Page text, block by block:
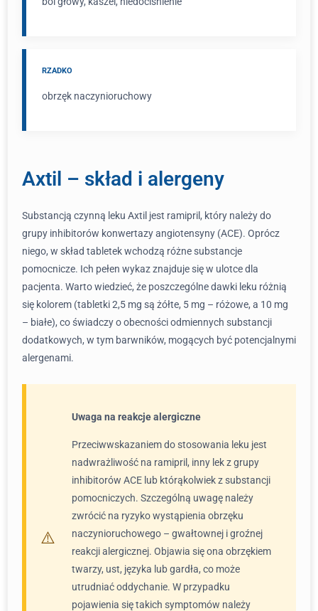
RZADKO
obrzęk naczynioruchowy
Axtil – skład i alergeny
Substancją czynną leku Axtil jest ramipril, który należy do
grupy inhibitorów konwertazy angiotensyny (ACE). Oprócz
niego, w skład tabletek wchodzą różne substancje
pomocnicze. Ich pełen wykaz znajduje się w ulotce dla
pacjenta. Warto wiedzieć, że poszczególne dawki leku różnią
się kolorem (tabletki 2,5 mg są żółte, 5 mg – różowe, a 10 mg
– białe), co świadczy o obecności odmiennych substancji
dodatkowych, w tym barwników, mogących być potencjalnymi
alergenami.
Uwaga na reakcje alergiczne
Przeciwwskazaniem do stosowania leku jest
nadwrażliwość na ramipril, inny lek z grupy
inhibitorów ACE lub którąkolwiek z substancji
pomocniczych. Szczególną uwagę należy
zwrócić na ryzyko wystąpienia obrzęku
naczynioruchowego – gwałtownej i groźnej
reakcji alergicznej. Objawia się ona obrzękiem
twarzy, ust, języka lub gardła, co może
utrudniać oddychanie. W przypadku
pojawienia się takich symptomów należy